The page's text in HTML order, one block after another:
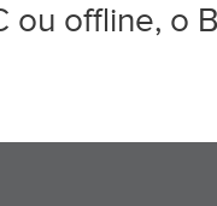
ou offline, o